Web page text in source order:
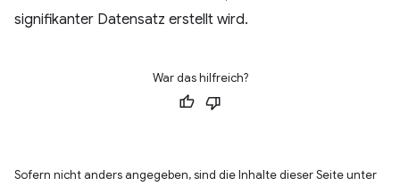
signifikanter Datensatz erstellt wird.
War das hilfreich?
Sofern nicht anders angegeben, sind die Inhalte dieser Seite unter